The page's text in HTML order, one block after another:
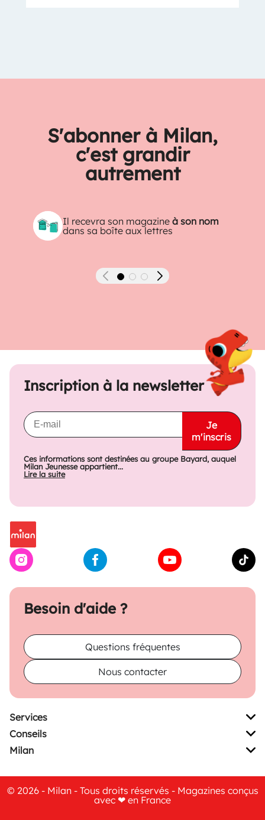
S'abonner à Milan,
c'est grandir
autrement
Il recevra son magazineà son nom
dans sa boîte aux lettres
Précédent Suivant
Besoin d'aide ?
Questions fréquentes
Nous contacter
Inscription à la newsletter
Je
m'inscris
Ces informations sont destinées au groupe Bayard, auquel
Milan Jeunesse appartient...
Lire la suite
Services
Conseils
Milan
© 2026 - Milan - Tous droits réservés - Magazines conçus
avec ❤ en France